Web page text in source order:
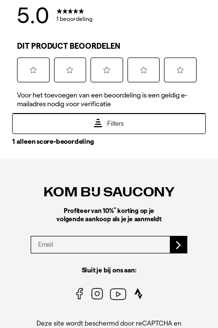
KOM BIJ SAUCONY
Profiteer van 10%* korting op je
volgende aankoop als je je aanmeldt
Sluit je bij ons aan:
Deze site wordt beschermd door reCAPTCHA en